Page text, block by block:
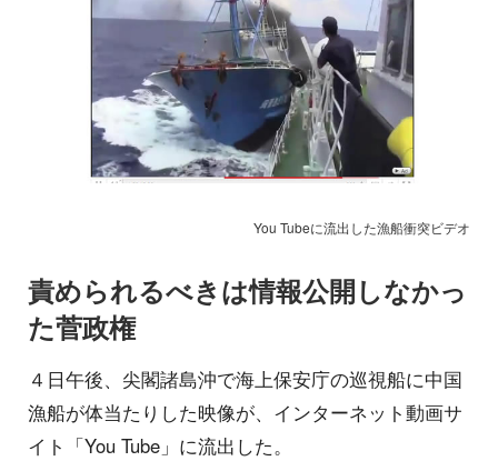
You Tubeに流出した漁船衝突ビデオ
責められるべきは情報公開しなかっ
た菅政権
４日午後、尖閣諸島沖で海上保安庁の巡視船に中国
漁船が体当たりした映像が、インターネット動画サ
イト「You Tube」に流出した。